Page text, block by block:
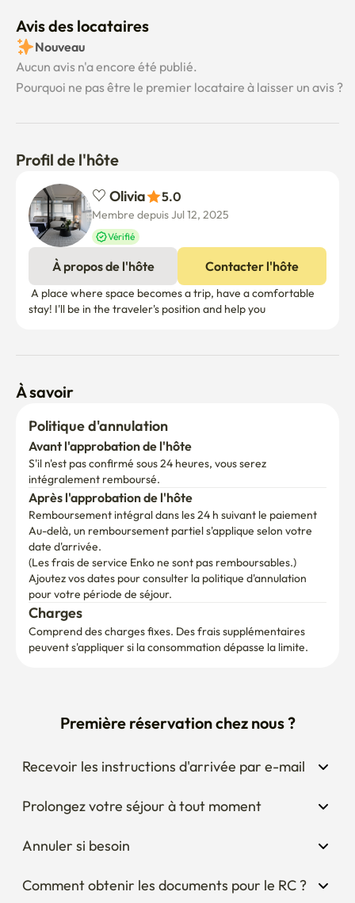
Salon : canapé-lit
4 personnes standard. Maximum 6 personnes (veuillez
discuter avec plus de 4 personnes)
🧹 Gestion des chambres propres par l'intermédiaire
d'une entreprise de nettoyage 🧼
Un fan de Shark tranquille et cool.
🚊 **Information sur les transports :**
Gare de Myeongdong (ligne 4) 15 minutes à pied
Gare de l'Hôtel de Ville (ligne 2) La sortie 8 est à 5
minutes à pied.
Gare de l'Hôtel de Ville (ligne 1) La sortie 7 prend 5
minutes à pied
Gare de Hoehyeon (ligne 4) Sortie 6 prend 7 minutes à
Palais Gyeonggung (12 min),Palais de Kyeonghung (8 min)
et marché de Kyeonghung, Ikseon-dong
Quartier général du grand magasin de Kyeong (7
minutes) / Quartier général du grand magasin de Lotte
(10 minutes) / Lotte Mart et Lotte Outlet Gare de Séoul (10
minutes)
Hyeong Samsung Hospital, Baek Hospital, Sejong Center
for the Performing Arts et Séoul Museum of Art
Hoam Art Hall, Musée national d'art moderne et
contemporain
**(L'adresse exacte sera fournie après la confirmation de
la réservation.)**
📢 **La communication en anglais est disponible par
✅ Une fois le contrat confirmé, nous vous enverrons un
✅ L'heure d'enregistrement est 15 heures et l'heure
✅ 4 employés standard (addition demandes de
✅ Veuillez communiquer avec nous car vous pouvez
ajouter des dates et ajuster les unités quotidiennes
Avis des locataires
Nouveau
Aucun avis n'a encore été publié.
Pourquoi ne pas être le premier locataire à laisser un avis ?
Profil de l'hôte
♡ Olivia 5.0
Membre depuis Jul 12, 2025
Vérifié
À propos de l'hôte Contacter l'hôte
stay! I'll be in the traveler's position and help you
À savoir
Politique d'annulation
Avant l'approbation de l'hôte
S'il n'est pas confirmé sous 24 heures, vous serez
intégralement remboursé.
Après l'approbation de l'hôte
Remboursement intégral dans les 24 h suivant le paiement
Au-delà, un remboursement partiel s'applique selon votre
date d'arrivée.
(Les frais de service Enko ne sont pas remboursables.)
Ajoutez vos dates pour consulter la politique d'annulation
pour votre période de séjour.
Charges
Comprend des charges fixes. Des frais supplémentaires
peuvent s'appliquer si la consommation dépasse la limite.
Première réservation chez nous ?
Recevoir les instructions d'arrivée par e-mail
Prolongez votre séjour à tout moment
Annuler si besoin
Comment obtenir les documents pour le RC ?